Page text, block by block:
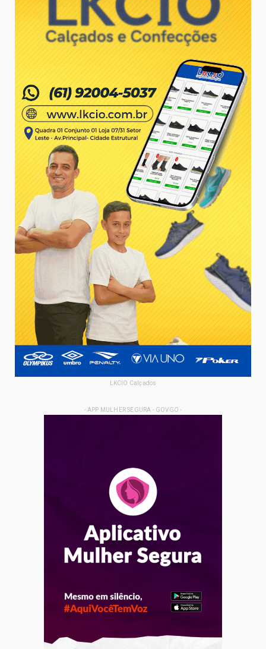
LKCIO Calçados
- APP MULHER SEGURA - GOVGO -